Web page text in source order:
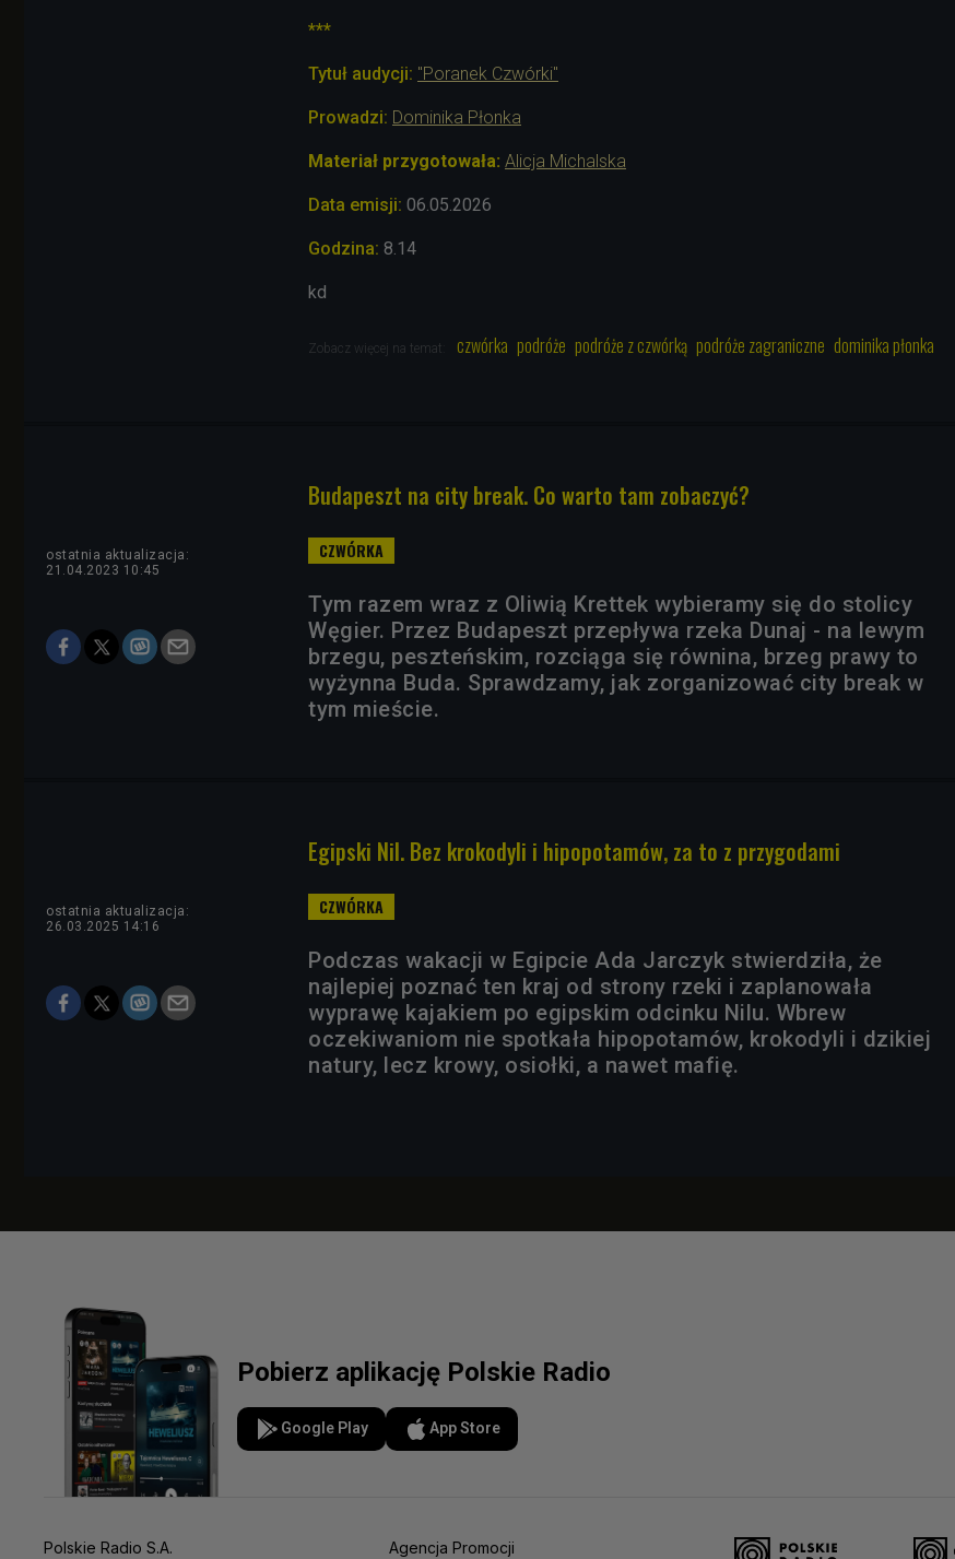
***
Tytuł audycji: "Poranek Czwórki"
Prowadzi: Dominika Płonka
Materiał przygotowała: Alicja Michalska
Data emisji: 06.05.2026
Godzina: 8.14
kd
Zobacz więcej na temat: czwórka podróże podróże z czwórką podróże zagraniczne dominika płonka
Budapeszt na city break. Co warto tam zobaczyć?
ostatnia aktualizacja:
21.04.2023 10:45
Tym razem wraz z Oliwią Krettek wybieramy się do stolicy
Węgier. Przez Budapeszt przepływa rzeka Dunaj - na lewym
brzegu, peszteńskim, rozciąga się równina, brzeg prawy to
wyżynna Buda. Sprawdzamy, jak zorganizować city break w
tym mieście.
Egipski Nil. Bez krokodyli i hipopotamów, za to z przygodami
ostatnia aktualizacja:
26.03.2025 14:16
Podczas wakacji w Egipcie Ada Jarczyk stwierdziła, że
najlepiej poznać ten kraj od strony rzeki i zaplanowała
wyprawę kajakiem po egipskim odcinku Nilu. Wbrew
oczekiwaniom nie spotkała hipopotamów, krokodyli i dzikiej
natury, lecz krowy, osiołki, a nawet mafię.
Pobierz aplikację Polskie Radio
Google Play App Store
Polskie Radio S.A.
Agencja Promocji